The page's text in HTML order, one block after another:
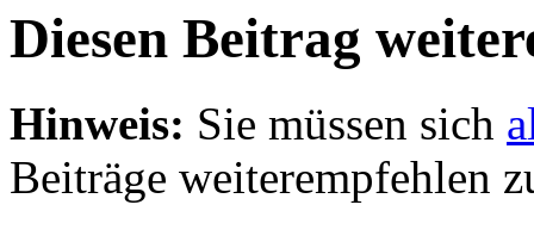
Diesen Beitrag
Hinweis: Sie müssen sich
Beiträge weiterempfehlen